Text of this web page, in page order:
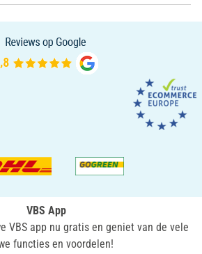
VBS App
VBS app nu gratis en geniet van de vele
functies en voordelen!